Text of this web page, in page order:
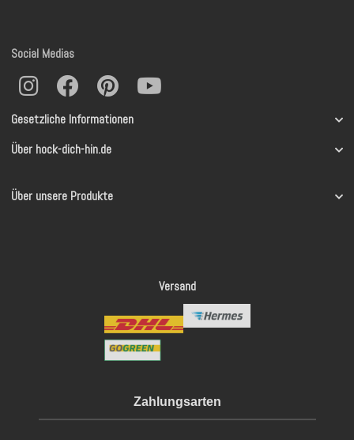
Gesetzliche Informationen
Über hock-dich-hin.de
Über unsere Produkte
Social Medias
Versand
Zahlungsarten